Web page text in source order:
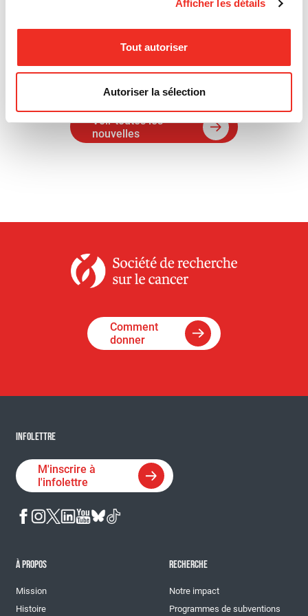
Afficher les détails
Tout autoriser
Autoriser la sélection
sa traversée surFacebooket surInstagram.
Voir toutes les
nouvelles
Comment
donner
INFOLETTRE
M'inscrire à
l'infolettre
À PROPOS
Mission
Histoire
RECHERCHE
Notre impact
Programmes de subventions